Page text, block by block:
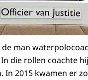
de man
die rollen coachte
In 2015 kwamen er